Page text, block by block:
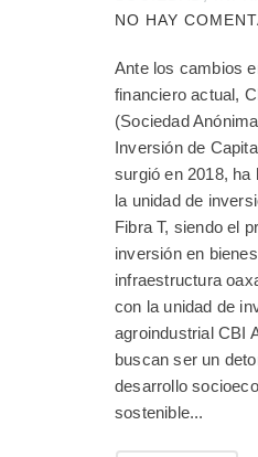
NO HAY
Ante los cambios
financiero actual,
(Sociedad
Inversión de
surgió en 2018, ha
la unidad de
Fibra T, siendo el
inversión en
infraestructura
con la unidad de
agroindustrial CBI
buscan ser un
desarrollo
sostenible...